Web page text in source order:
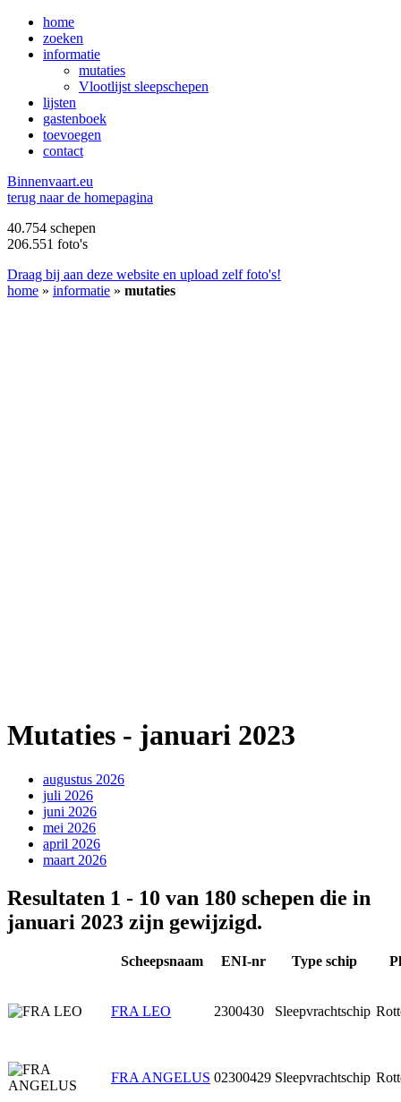
home
zoeken
informatie
mutaties
Vlootlijst sleepschepen
lijsten
gastenboek
toevoegen
contact
Binnenvaart.eu
terug naar de homepagina
40.754 schepen
206.551 foto's
Draag bij aan deze website en upload zelf foto's!
home » informatie » mutaties
Mutaties - januari 2023
augustus 2026
juli 2026
juni 2026
mei 2026
april 2026
maart 2026
Resultaten 1 - 10 van 180 schepen die in
januari 2023 zijn gewijzigd.
Scheepsnaam ENI-nr Type schip
FRA LEO 2300430 Sleepvrachtschip
FRA ANGELUS 02300429 Sleepvrachtschip